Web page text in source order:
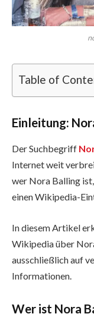
Table of
Einleitung:
Der Suchbegriff
Internet weit
wer Nora Balling
einen Wikipedia-
In diesem Artikel
Wikipedia über
ausschließlich auf
Informationen.
Wer ist Nora